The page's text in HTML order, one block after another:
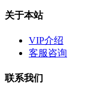
关于本站
VIP介绍
客服咨询
联系我们